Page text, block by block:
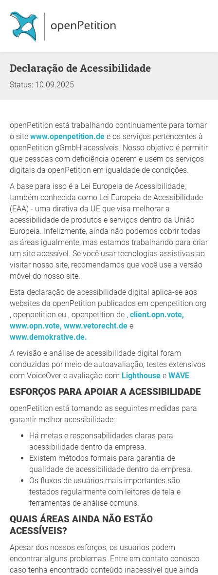
Declaração de Acessibilidade
Status: 10.09.2025
openPetition está trabalhando continuamente para tornar
o site www.openpetition.de e os serviços pertencentes à
openPetition gGmbH acessíveis. Nosso objetivo é permitir
que pessoas com deficiência operem e usem os serviços
digitais da openPetition em igualdade de condições.
A base para isso é a Lei Europeia de Acessibilidade,
também conhecida como Lei Europeia de Acessibilidade
(EAA) - uma diretiva da UE que visa melhorar a
acessibilidade de produtos e serviços dentro da União
Europeia. Infelizmente, ainda não podemos cobrir todas
as áreas igualmente, mas estamos trabalhando para criar
um site acessível. Se você usar tecnologias assistivas ao
visitar nosso site, recomendamos que você use a versão
móvel do nosso site.
Esta declaração de acessibilidade digital aplica-se aos
websites da openPetition publicados em openpetition.org
, openpetition.eu , openpetition.de , client.opn.vote,
www.opn.vote, www.vetorecht.de e
www.demokrative.de.
A revisão e análise de acessibilidade digital foram
conduzidas por meio de autoavaliação, testes extensivos
com VoiceOver e avaliação com Lighthouse e WAVE.
ESFORÇOS PARA APOIAR A ACESSIBILIDADE
openPetition está tomando as seguintes medidas para
garantir melhor acessibilidade:
Há metas e responsabilidades claras para
acessibilidade dentro da empresa.
Existem métodos formais para garantia de
qualidade de acessibilidade dentro da empresa.
Os fluxos de usuários mais importantes são
testados regularmente com leitores de tela e
ferramentas de análise comuns.
QUAIS ÁREAS AINDA NÃO ESTÃO
ACESSÍVEIS?
Apesar dos nossos esforços, os usuários podem
encontrar alguns problemas. Entre em contato conosco
caso tenha encontrado conteúdo inacessível que ainda